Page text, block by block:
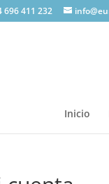
696 411 232
Inicio